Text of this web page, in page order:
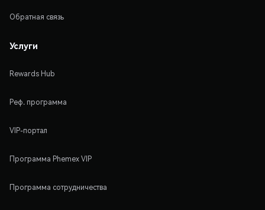
Обратная связь
Услуги
Rewards Hub
Реф. программа
VIP-портал
Программа Phemex VIP
Программа сотрудничества